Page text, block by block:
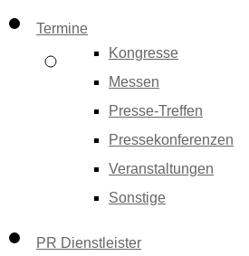
Termine
Kongresse
Messen
Presse-Treffen
Pressekonferenzen
Veranstaltungen
Sonstige
PR Dienstleister